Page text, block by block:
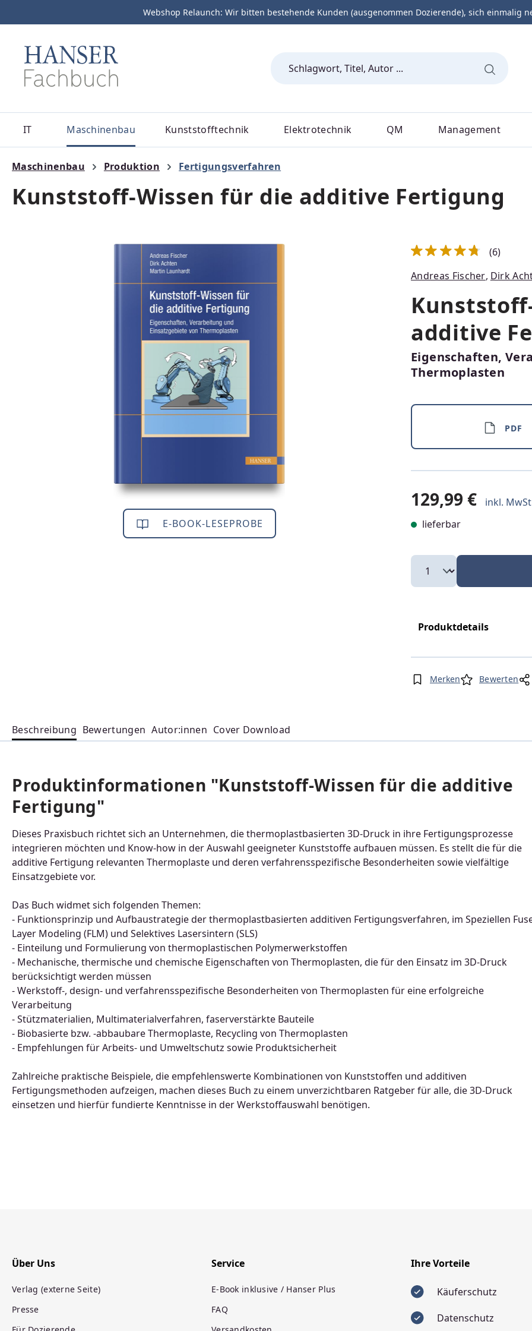
Zur Hauptnavigation springenWebshop Relaunch: Wir bitten bestehende Kunden (ausgenommen Dozierende), sich einmalig
IT Maschinenbau Kunststofftechnik Elektrotechnik QM Management
Maschinenbau Produktion Fertigungsverfahren
Kunststoff-Wissen für die additive Fertigung
E-BOOK-LESEPROBE
(6)
Andreas Fischer, Dirk
additive
Eigenschaften,
Thermoplasten
PDF
129,99 €
inkl.
lieferbar
Produktdetails
Merken Bewerten
Beschreibung Bewertungen Autor:innen Cover Download
Produktinformationen "Kunststoff-Wissen für die additive
Fertigung"
Dieses Praxisbuch richtet sich an Unternehmen, die thermoplastbasierten 3D-Druck in ihre Fertigungsprozesse
integrieren möchten und Know-how in der Auswahl geeigneter Kunststoffe aufbauen müssen. Es stellt die für die
additive Fertigung relevanten Thermoplaste und deren verfahrensspezifische Besonderheiten sowie vielfältige
Einsatzgebiete vor.
Das Buch widmet sich folgenden Themen:
- Funktionsprinzip und Aufbaustrategie der thermoplastbasierten additiven Fertigungsverfahren, im Speziellen
Layer Modeling (FLM) und Selektives Lasersintern (SLS)
- Einteilung und Formulierung von thermoplastischen Polymerwerkstoffen
- Mechanische, thermische und chemische Eigenschaften von Thermoplasten, die für den Einsatz im 3D-Druck
berücksichtigt werden müssen
- Werkstoff-, design- und verfahrensspezifische Besonderheiten von Thermoplasten für eine erfolgreiche
Verarbeitung
- Stützmaterialien, Multimaterialverfahren, faserverstärkte Bauteile
- Biobasierte bzw. -abbaubare Thermoplaste, Recycling von Thermoplasten
- Empfehlungen für Arbeits- und Umweltschutz sowie Produktsicherheit
Zahlreiche praktische Beispiele, die empfehlenswerte Kombinationen von Kunststoffen und additiven
Fertigungsmethoden aufzeigen, machen dieses Buch zu einem unverzichtbaren Ratgeber für alle, die 3D-Druck
einsetzen und hierfür fundierte Kenntnisse in der Werkstoffauswahl benötigen.
Über Uns
Verlag (externe Seite)
Presse
Service
E-Book inklusive / Hanser Plus
FAQ
Ihre Vorteile
Käuferschutz
Datenschutz